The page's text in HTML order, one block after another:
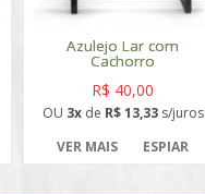
Azulejo Lar com
Cachorro
R$ 40,00
OU 3xde R$ 13,33s/juros
VER MAIS
ESPIAR